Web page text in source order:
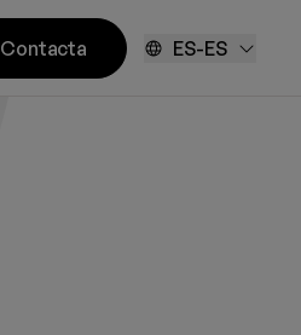
Contacta ES-ES